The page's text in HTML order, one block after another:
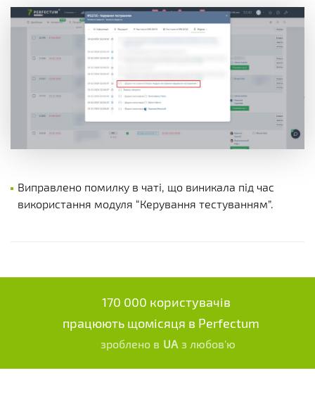
Виправлено помилку в чаті, що виникала під час
використання модуля “Керування тестуванням”.
170 000 користувачів
працюють щомісяця в Perfectum
зроблено в UA з любов'ю